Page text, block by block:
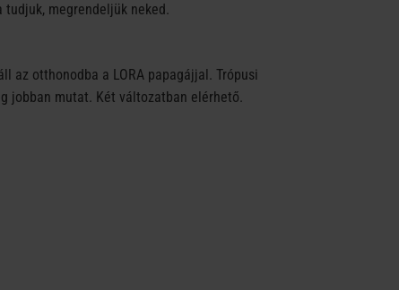
megrendeljük neked.
az otthonodba a LORA papagájjal. Trópusi
jobban mutat. Két változatban elérhető.